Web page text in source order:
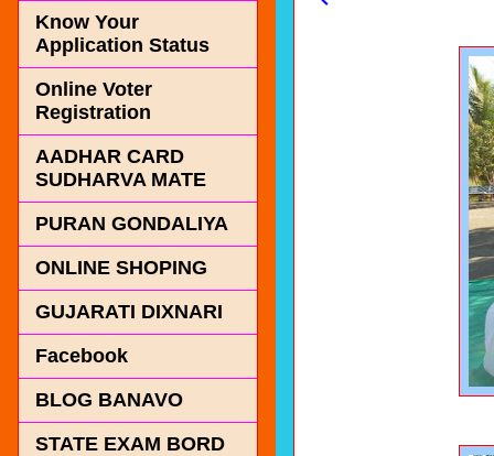
Know Your
Application Status
Online Voter
Registration
AADHAR CARD
SUDHARVA MATE
PURAN GONDALIYA
ONLINE SHOPING
GUJARATI DIXNARI
Facebook
BLOG BANAVO
STATE EXAM BORD